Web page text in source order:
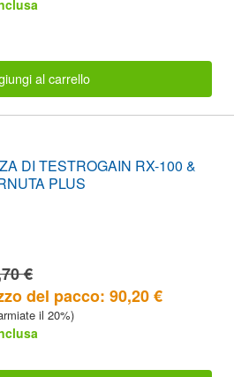
al carrello
DI TESTROGAIN RX-100 &
PLUS
€
del pacco: 90,20 €
il 20%)